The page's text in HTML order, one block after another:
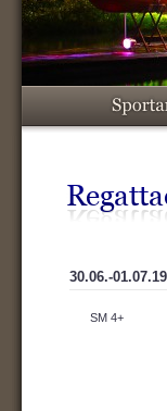
30.06.-
SM 4+